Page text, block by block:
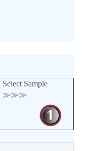
Select Sample
≫≫≫